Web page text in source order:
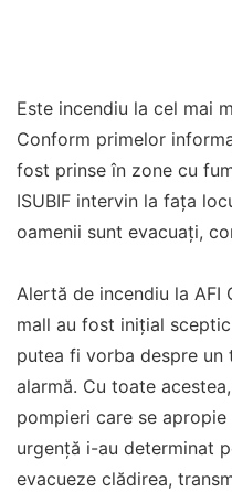
Este incendiu la cel mai
Conform primelor
fost prinse în zone cu
ISUBIF intervin la fața
oamenii sunt evacuați,
Alertă de incendiu la AFI
mall au fost inițial
putea fi vorba despre un
alarmă. Cu toate
pompieri care se
urgență i-au determinat
evacueze clădirea,